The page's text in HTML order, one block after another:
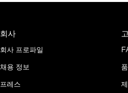
회사
회사 프로파일
채용 정보
프레스